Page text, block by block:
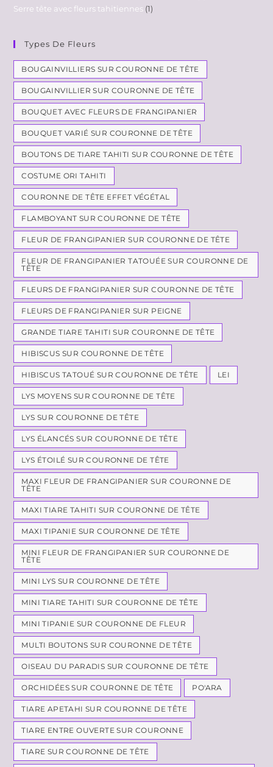
Serre tête avec fleurs tahitiennes 1
Types De Fleurs
BOUGAINVILLIERS SUR COURONNE DE TÊTE
BOUGAINVILLIER SUR COURONNE DE TÊTE
BOUQUET AVEC FLEURS DE FRANGIPANIER
BOUQUET VARIÉ SUR COURONNE DE TÊTE
BOUTONS DE TIARE TAHITI SUR COURONNE DE TÊTE
COSTUME ORI TAHITI
COURONNE DE TÊTE EFFET VÉGÉTAL
FLAMBOYANT SUR COURONNE DE TÊTE
FLEUR DE FRANGIPANIER SUR COURONNE DE TÊTE
FLEUR DE FRANGIPANIER TATOUÉE SUR COURONNE DE
TÊTE
FLEURS DE FRANGIPANIER SUR COURONNE DE TÊTE
FLEURS DE FRANGIPANIER SUR PEIGNE
GRANDE TIARE TAHITI SUR COURONNE DE TÊTE
HIBISCUS SUR COURONNE DE TÊTE
HIBISCUS TATOUÉ SUR COURONNE DE TÊTE LEI
LYS MOYENS SUR COURONNE DE TÊTE
LYS SUR COURONNE DE TÊTE
LYS ÉLANCÉS SUR COURONNE DE TÊTE
LYS ÉTOILÉ SUR COURONNE DE TÊTE
MAXI FLEUR DE FRANGIPANIER SUR COURONNE DE
TÊTE
MAXI TIARE TAHITI SUR COURONNE DE TÊTE
MAXI TIPANIE SUR COURONNE DE TÊTE
MINI FLEUR DE FRANGIPANIER SUR COURONNE DE
TÊTE
MINI LYS SUR COURONNE DE TÊTE
MINI TIARE TAHITI SUR COURONNE DE TÊTE
MINI TIPANIE SUR COURONNE DE FLEUR
MULTI BOUTONS SUR COURONNE DE TÊTE
OISEAU DU PARADIS SUR COURONNE DE TÊTE
ORCHIDÉES SUR COURONNE DE TÊTE PO'ARA
TIARE APETAHI SUR COURONNE DE TÊTE
TIARE ENTRE OUVERTE SUR COURONNE
TIARE SUR COURONNE DE TÊTE